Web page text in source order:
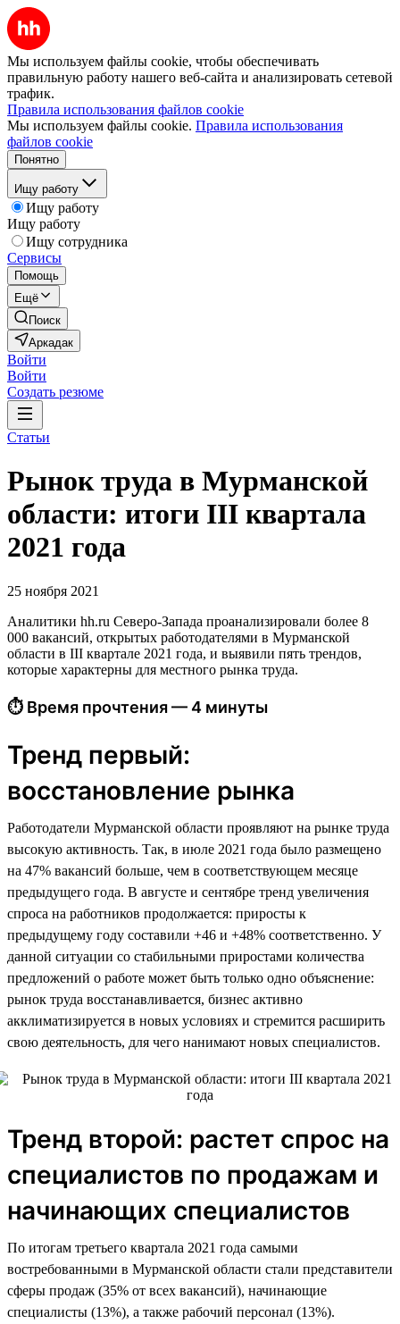
Мы используем файлы cookie, чтобы обеспечивать
правильную работу нашего веб-сайта и анализировать сетевой
трафик.
Правила использования файлов cookie
Мы используем файлы cookie. Правила использования
файлов cookie
Понятно
Ищу работу
Ищу работу
Ищу работу
Ищу сотрудника
Сервисы
Помощь
Ещё
Поиск
Аркадак
Войти
Войти
Создать резюме
Статьи
Рынок труда в Мурманской
области: итоги III квартала
2021 года
25 ноября 2021
Аналитики hh.ru Северо-Запада проанализировали более 8
000 вакансий, открытых работодателями в Мурманской
области в III квартале 2021 года, и выявили пять трендов,
которые характерны для местного рынка труда.
⏱ Время прочтения — 4 минуты
Тренд первый:
восстановление рынка
Работодатели Мурманской области проявляют на рынке труда
высокую активность. Так, в июле 2021 года было размещено
на 47% вакансий больше, чем в соответствующем месяце
предыдущего года. В августе и сентябре тренд увеличения
спроса на работников продолжается: приросты к
предыдущему году составили +46 и +48% соответственно. У
данной ситуации со стабильными приростами количества
предложений о работе может быть только одно объяснение:
рынок труда восстанавливается, бизнес активно
акклиматизируется в новых условиях и стремится расширить
свою деятельность, для чего нанимают новых специалистов.
Тренд второй: растет спрос на
специалистов по продажам и
начинающих специалистов
По итогам третьего квартала 2021 года самыми
востребованными в Мурманской области стали представители
сферы продаж (35% от всех вакансий), начинающие
специалисты (13%), а также рабочий персонал (13%).